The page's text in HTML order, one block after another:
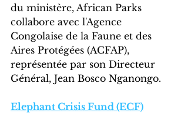
du ministère, African Parks
collabore avec l'Agence
Congolaise de la Faune et des
Aires Protégées (ACFAP),
représentée par son Directeur
Général, Jean Bosco Nganongo.
Elephant Crisis Fund (ECF)